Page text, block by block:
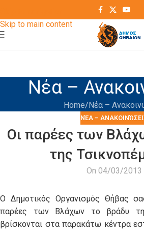
Skip to main content
Νέα –
Home Νέα –
ΝΈΑ –
Οι παρέες των
της
On 04/03/2013
Ο Δημοτικός Οργανισμός Θήβας
παρέες των Βλάχων το βράδυ
βρίσκονται στα παρακάτω κέντρα